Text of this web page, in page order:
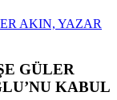
AKIN, YAZAR
GÜLER
KABUL